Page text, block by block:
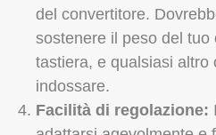
del convertitore.
sostenere il peso del tuo
tastiera, e qualsiasi altro
indossare.
Facilità di regolazione: